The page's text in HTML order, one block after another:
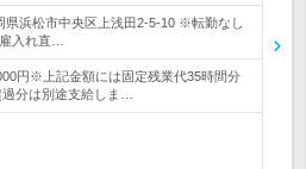
県浜松市中央区上浅田2-5-10 ※転勤なし
入れ直…
円※上記金額には固定残業代35時間分
分は別途支給しま…